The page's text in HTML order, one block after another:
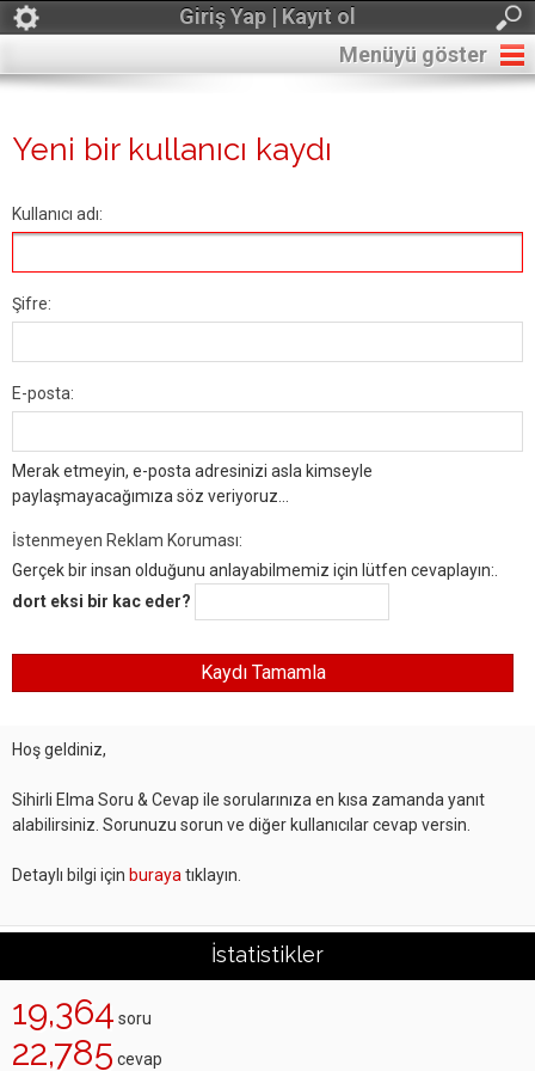
Giriş Yap | Kayıt ol
Menüyü göster
Yeni bir kullanıcı kaydı
Kullanıcı adı:
Şifre:
E-posta:
Merak etmeyin, e-posta adresinizi asla kimseyle
paylaşmayacağımıza söz veriyoruz...
İstenmeyen Reklam Koruması:
Gerçek bir insan olduğunu anlayabilmemiz için lütfen cevaplayın:.
dort eksi bir kac eder?
Hoş geldiniz,
Sihirli Elma Soru & Cevap ile sorularınıza en kısa zamanda yanıt
alabilirsiniz. Sorunuzu sorun ve diğer kullanıcılar cevap versin.
Detaylı bilgi için buraya tıklayın.
İstatistikler
19,364 soru
22,785 cevap